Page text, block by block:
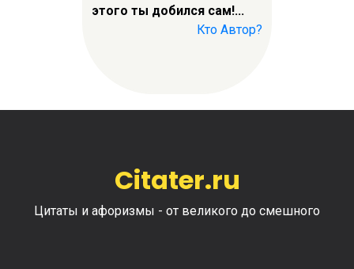
этого ты добился сам!...
Кто Автор?
Citater.ru
Цитаты и афоризмы - от великого до смешного